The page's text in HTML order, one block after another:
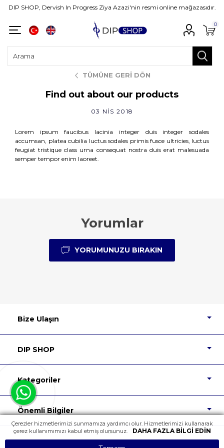
DIP SHOP, Dervish In Progress Ziya Azazi'nin resmi online mağazasıdır.
0
TÜMÜNE GERI DÖN
Find out about our products
03 NIS 2018
Lorem ipsum faucibus lacinia integer duis integer sodales
accumsan, platea cubilia luctus sodales primis fusce ultricies, luctus
feugiat tristique class urna consequat nostra duis erat malesuada
semper tempor enim laoreet.
Yorumlar
YORUMUNUZU BIRAKIN
Bize Ulaşın
DIP SHOP
Kategoriler
Önemli Bilgiler
Tüm Hakları Saklıdır.
Çerezler hizmetlerimizi sunmamıza yardımcı olur. Hizmetlerimizi kullanarak
çerez kullanımımızı kabul etmiş olursunuz.
DAHA FAZLA BILGI EDIN